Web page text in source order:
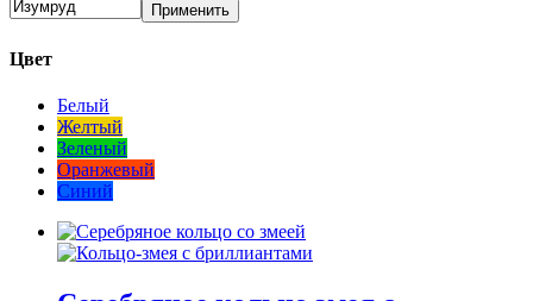
Применить
Цвет
Белый
Желтый
Зеленый
Оранжевый
Синий